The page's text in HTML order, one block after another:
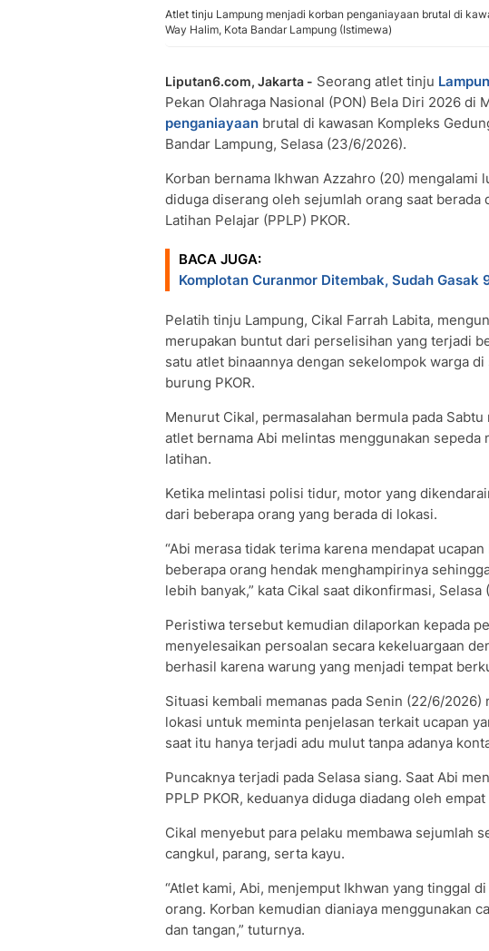
Atlet tinju Lampung menjadi korban penganiayaan brutal di
Way Halim, Kota Bandar Lampung (Istimewa)
Liputan6.com, Jakarta - Seorang atlet tinju
Pekan Olahraga Nasional (PON) Bela Diri 2026 di
penganiayaan brutal di kawasan Kompleks
Bandar Lampung, Selasa (23/6/2026).
Korban bernama Ikhwan Azzahro (20) mengalami
diduga diserang oleh sejumlah orang saat berada
Latihan Pelajar (PPLP) PKOR.
BACA JUGA:
Komplotan Curanmor Ditembak, Sudah Gasak
Pelatih tinju Lampung, Cikal Farrah Labita,
merupakan buntut dari perselisihan yang terjadi
satu atlet binaannya dengan sekelompok warga
burung PKOR.
Menurut Cikal, permasalahan bermula pada
atlet bernama Abi melintas menggunakan
latihan.
Ketika melintasi polisi tidur, motor yang
dari beberapa orang yang berada di lokasi.
“Abi merasa tidak terima karena mendapat
beberapa orang hendak menghampirinya
lebih banyak,” kata Cikal saat dikonfirmasi, Selasa
Peristiwa tersebut kemudian dilaporkan kepada
menyelesaikan persoalan secara kekeluargaan
berhasil karena warung yang menjadi tempat
Situasi kembali memanas pada Senin (22/6/
lokasi untuk meminta penjelasan terkait ucapan
saat itu hanya terjadi adu mulut tanpa adanya
Puncaknya terjadi pada Selasa siang. Saat Abi
PPLP PKOR, keduanya diduga diadang oleh
Cikal menyebut para pelaku membawa sejumlah
cangkul, parang, serta kayu.
“Atlet kami, Abi, menjemput Ikhwan yang tinggal
orang. Korban kemudian dianiaya menggunakan
dan tangan,” tuturnya.